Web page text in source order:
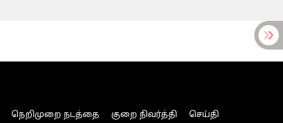
நெறிமுறை நடத்தை குறை நிவர்த்தி செய்தி